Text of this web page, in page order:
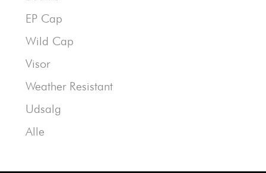
EP Cap
Wild Cap
Visor
Weather Resistant
Udsalg
Alle